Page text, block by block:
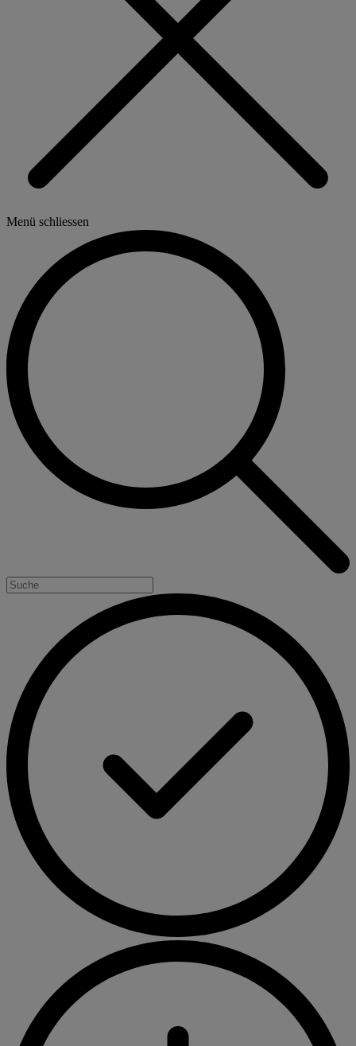
Menü schliessen